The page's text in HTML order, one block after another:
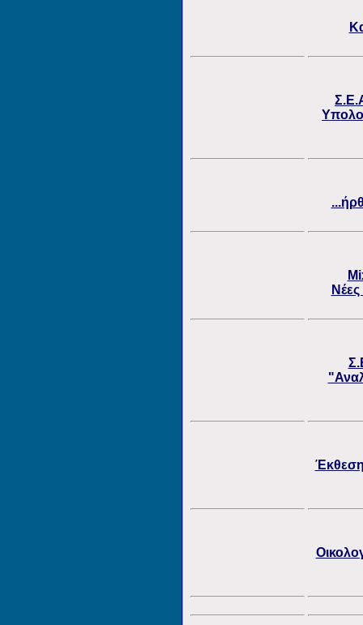
Έκθεση